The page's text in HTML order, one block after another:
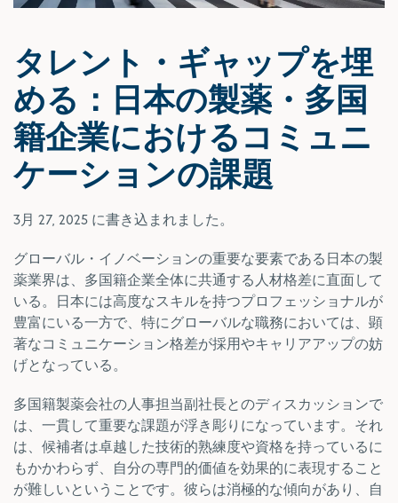
タレント・ギャップを埋
める：日本の製薬・多国
籍企業におけるコミュニ
ケーションの課題
3月 27, 2025 に書き込まれました。
グローバル・イノベーションの重要な要素である日本の製
薬業界は、多国籍企業全体に共通する人材格差に直面して
いる。日本には高度なスキルを持つプロフェッショナルが
豊富にいる一方で、特にグローバルな職務においては、顕
著なコミュニケーション格差が採用やキャリアアップの妨
げとなっている。
多国籍製薬会社の人事担当副社長とのディスカッションで
は、一貫して重要な課題が浮き彫りになっています。それ
は、候補者は卓越した技術的熟練度や資格を持っているに
もかかわらず、自分の専門的価値を効果的に表現すること
が難しいということです。彼らは消極的な傾向があり、自